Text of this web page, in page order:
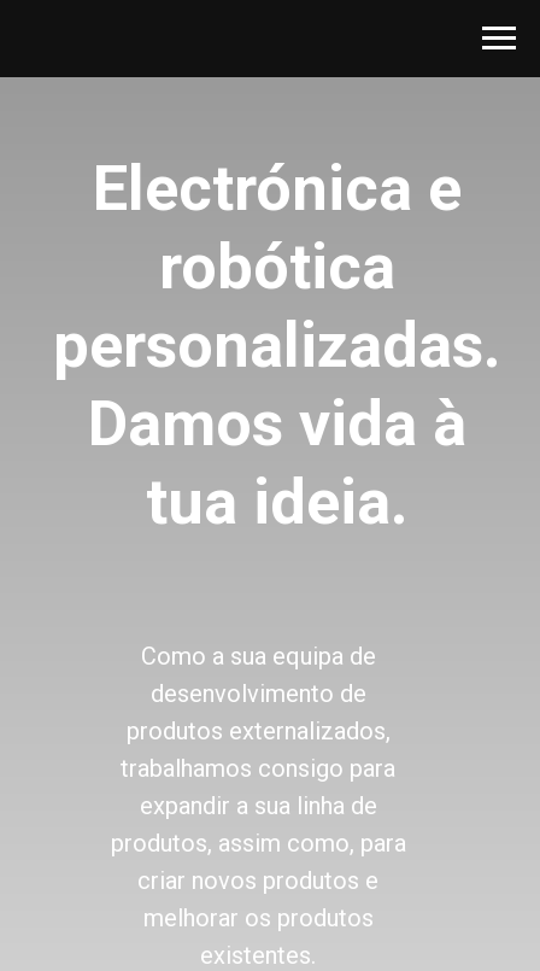
Electrónica e
robótica
personalizadas.
Damos vida à
tua ideia.
Como a sua equipa de
desenvolvimento de
produtos externalizados,
trabalhamos consigo para
expandir a sua linha de
produtos, assim como, para
criar novos produtos e
melhorar os produtos
existentes.